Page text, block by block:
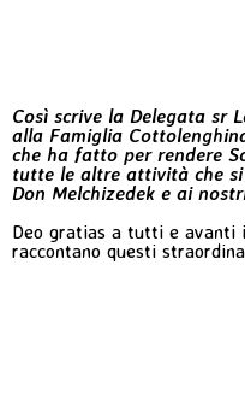
Così scrive la Delegata sr
alla Famiglia
che ha fatto per rendere
tutte le altre attività che
Don Melchizedek e ai
Deo gratias a tutti e avanti
raccontano questi